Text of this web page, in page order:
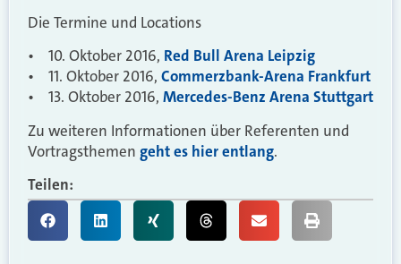
Die Termine und Locations
• 10. Oktober 2016, Red Bull Arena Leipzig
• 11. Oktober 2016, Commerzbank-Arena Frankfurt
• 13. Oktober 2016, Mercedes-Benz Arena Stuttgart
Zu weiteren Informationen über Referenten und
Vortragsthemen geht es hier entlang.
Teilen: